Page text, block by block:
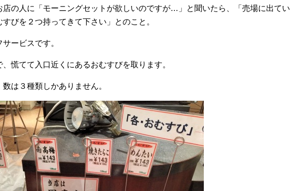
店の人に「モーニングセットが欲しいのですが…」と聞いたら、「売場に出てい
すびを２つ持ってきて下さい」とのこと。
ービスです。
、慌てて入口近くにあるおむすびを取ります。
は３種類しかありません。